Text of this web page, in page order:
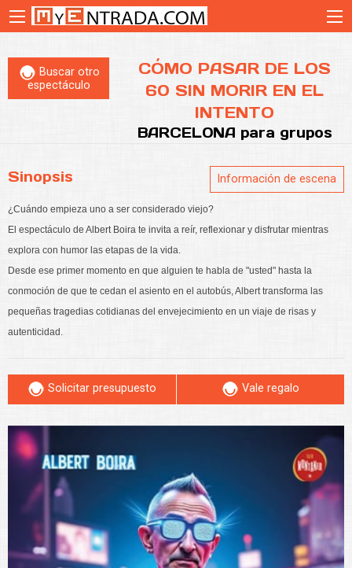
Buscar otro
espectáculo
CÓMO PASAR DE LOS
60 SIN MORIR EN EL
INTENTO
BARCELONA para grupos
Sinopsis Información de escena
¿Cuándo empieza uno a ser considerado viejo?
El espectáculo de Albert Boira te invita a reír, reflexionar y disfrutar mientras
explora con humor las etapas de la vida.
Desde ese primer momento en que alguien te habla de "usted" hasta la
conmoción de que te cedan el asiento en el autobús, Albert transforma las
pequeñas tragedias cotidianas del envejecimiento en un viaje de risas y
autenticidad.
Solicitar presupuesto Vale regalo